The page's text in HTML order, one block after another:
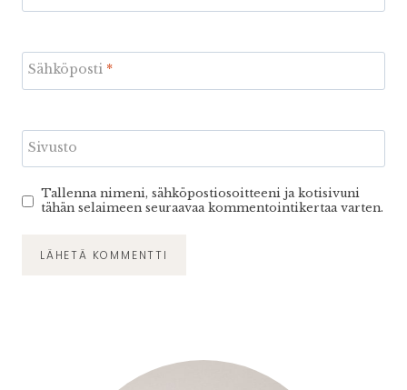
Sähköposti *
Sivusto
Tallenna nimeni, sähköpostiosoitteeni ja kotisivuni
tähän selaimeen seuraavaa kommentointikertaa varten.